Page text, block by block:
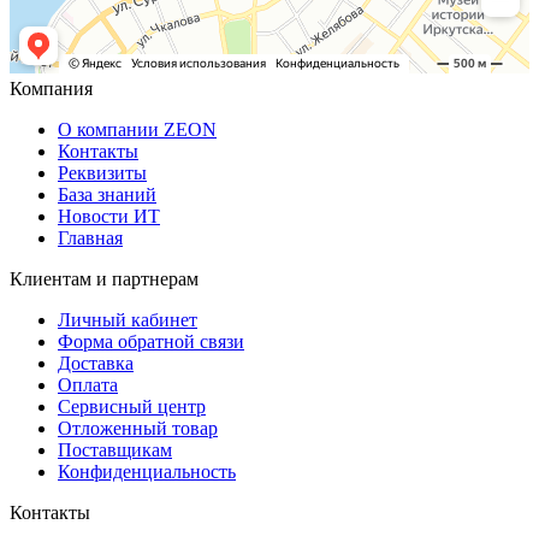
Компания
О компании ZEON
Контакты
Реквизиты
База знаний
Новости ИТ
Главная
Клиентам и партнерам
Личный кабинет
Форма обратной связи
Доставка
Оплата
Сервисный центр
Отложенный товар
Поставщикам
Конфиденциальность
Контакты